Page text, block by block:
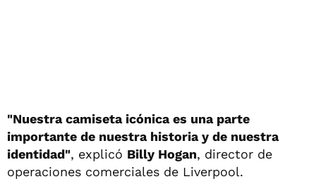
"Nuestra camiseta icónica es una parte
importante de nuestra historia y de nuestra
identidad", explicó Billy Hogan, director de
operaciones comerciales de Liverpool.